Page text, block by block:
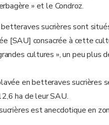
» et le Condroz.
sucrières sont
[SAU] consacrée à cette
cultures », un peu
en betteraves sucrières
ha de leur SAU.
est anecdotique en